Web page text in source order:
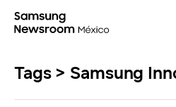
Tags > Samsung